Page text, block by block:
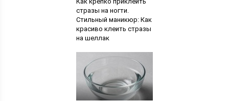
стразы на ногти.
Стильный маникюр: Как
красиво клеить стразы
на шеллак